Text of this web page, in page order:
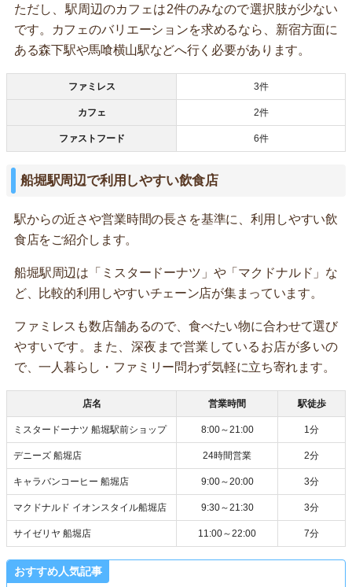
ただし、駅周辺のカフェは2件のみなので選択肢が少ない
です。カフェのバリエーションを求めるなら、新宿方面に
ある森下駅や馬喰横山駅などへ行く必要があります。
ファミレス 3件
カフェ 2件
ファストフード 6件
船堀駅周辺で利用しやすい飲食店
駅からの近さや営業時間の長さを基準に、利用しやすい飲
食店をご紹介します。
船堀駅周辺は「ミスタードーナツ」や「マクドナルド」な
ど、比較的利用しやすいチェーン店が集まっています。
ファミレスも数店舗あるので、食べたい物に合わせて選び
やすいです。また、深夜まで営業しているお店が多いの
で、一人暮らし・ファミリー問わず気軽に立ち寄れます。
店名 営業時間 駅徒歩
ミスタードーナツ 船堀駅前ショップ 8:00～21:00 1分
デニーズ 船堀店 24時間営業 2分
キャラバンコーヒー 船堀店 9:00～20:00 3分
マクドナルド イオンスタイル船堀店 9:30～21:30 3分
サイゼリヤ 船堀店 11:00～22:00 7分
おすすめ人気記事